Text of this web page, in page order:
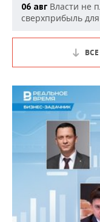
06 авг Власти не
сверхприбыль